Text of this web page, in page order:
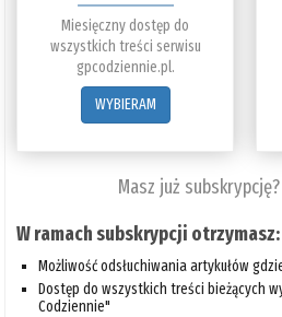
Miesięczny dostęp do
wszystkich treści serwisu
gpcodziennie.pl.
WYBIERAM
Masz już subskrypcję?
W ramach subskrypcji otrzymasz:
Możliwość odsłuchiwania artykułów
Dostęp do wszystkich treści bieżących
Codziennie"